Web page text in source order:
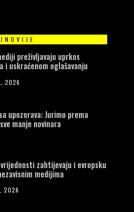
preživljavaju uprkos
i uskraćenom oglašavanju
2026
upozorava: Jurimo prema
manje novinara
vrijednosti zahtijevaju i evropsku
medijima
2026